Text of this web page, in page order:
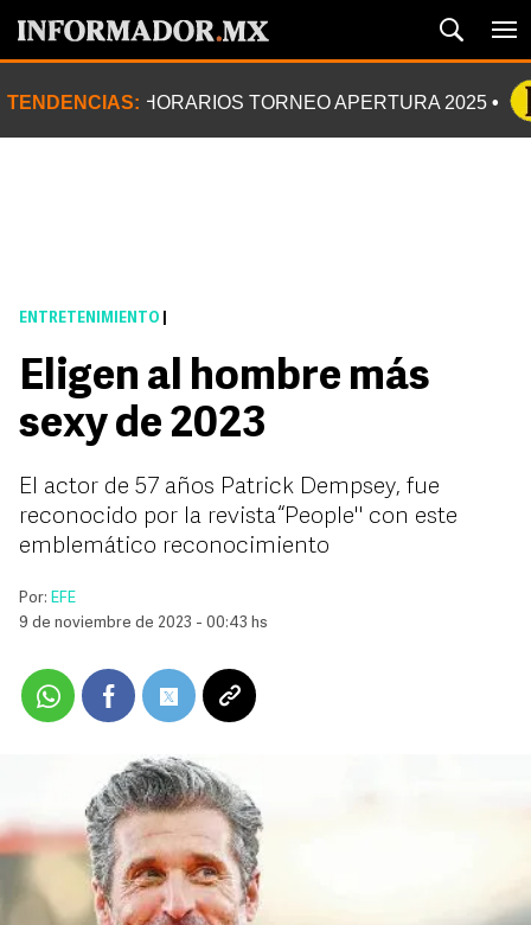
TENDENCIAS: HORARIOS TORNEO APERTURA 2025
ENTRETENIMIENTO
Eligen al hombre más
sexy de 2023
El actor de 57 años Patrick Dempsey, fue
reconocido por la revista “People" con este
emblemático reconocimiento
Por: EFE
9 de noviembre de 2023 - 00:43 hs